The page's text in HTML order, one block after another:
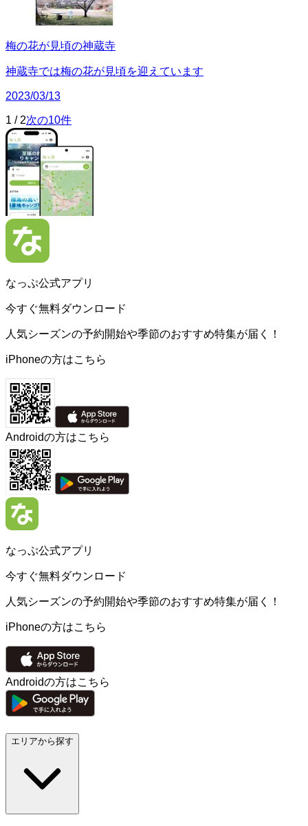
梅の花が見頃の神蔵寺
神蔵寺では梅の花が見頃を迎えています
2023/03/13
1 / 2次の10件
なっぷ公式アプリ
今すぐ無料ダウンロード
人気シーズンの予約開始や季節のおすすめ特集が届く！
iPhoneの方はこちら
Androidの方はこちら
なっぷ公式アプリ
今すぐ無料ダウンロード
人気シーズンの予約開始や季節のおすすめ特集が届く！
iPhoneの方はこちら
Androidの方はこちら
エリアから探す